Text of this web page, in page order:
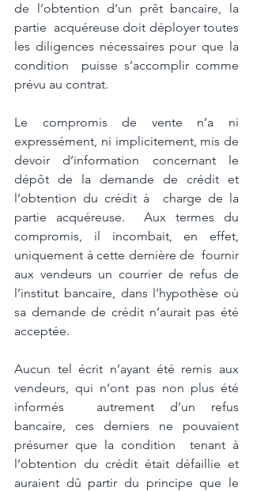
de l’obtention d’un prêt bancaire, la
partie  acquéreuse doit déployer toutes
les diligences nécessaires pour que la
condition  puisse s’accomplir comme
prévu au contrat.
Le compromis de vente n’a ni
expressément, ni implicitement, mis de
devoir d’information concernant le
dépôt de la demande de crédit et
l’obtention du crédit à  charge de la
partie acquéreuse.  Aux termes du
compromis, il incombait, en effet,
uniquement à cette dernière de  fournir
aux vendeurs un courrier de refus de
l’institut bancaire, dans l’hypothèse où
sa demande de crédit n’aurait pas été
acceptée.
Aucun tel écrit n’ayant été remis aux
vendeurs, qui n’ont pas non plus été
informés  autrement d’un refus
bancaire, ces derniers ne pouvaient
présumer que la condition  tenant à
l’obtention du crédit était défaillie et
auraient dû partir du principe que le